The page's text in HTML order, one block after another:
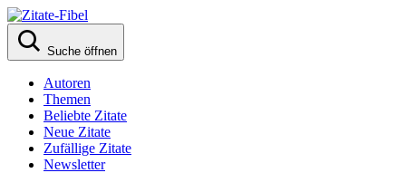
Suche öffnen
Autoren
Themen
Beliebte Zitate
Neue Zitate
Zufällige Zitate
Newsletter